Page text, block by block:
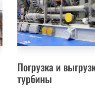
Погрузка и
турбины